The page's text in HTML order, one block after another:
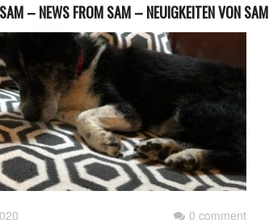
– NEWS FROM SAM – NEUIGKEITEN VON SAM
0 comment